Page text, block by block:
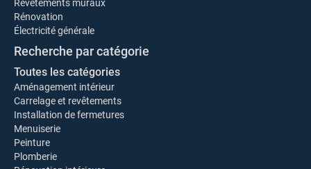
Revêtements muraux
Rénovation
Électricité générale
Recherche par catégorie
Toutes les catégories
Aménagement intérieur
Carrelage et revêtements
Installation de fermetures
Menuiserie
Peinture
Plomberie